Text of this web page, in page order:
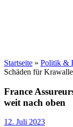
Startseite » Politik &
Schäden für
France
weit nach oben
12. Juli 2023